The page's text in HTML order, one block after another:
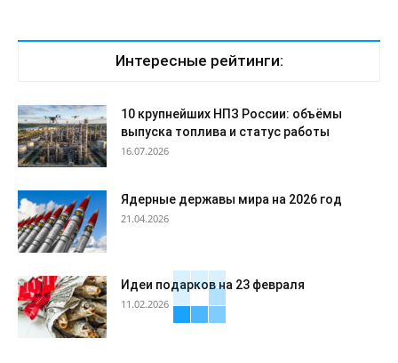
Интересные рейтинги:
10 крупнейших НПЗ России: объёмы
выпуска топлива и статус работы
16.07.2026
Ядерные державы мира на 2026 год
21.04.2026
Идеи подарков на 23 февраля
11.02.2026